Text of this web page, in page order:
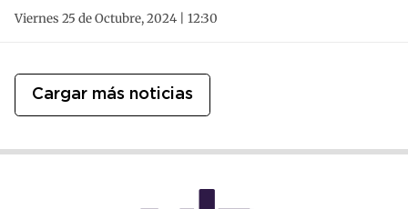
Viernes 25 de Octubre, 2024 | 12:30
Cargar más noticias